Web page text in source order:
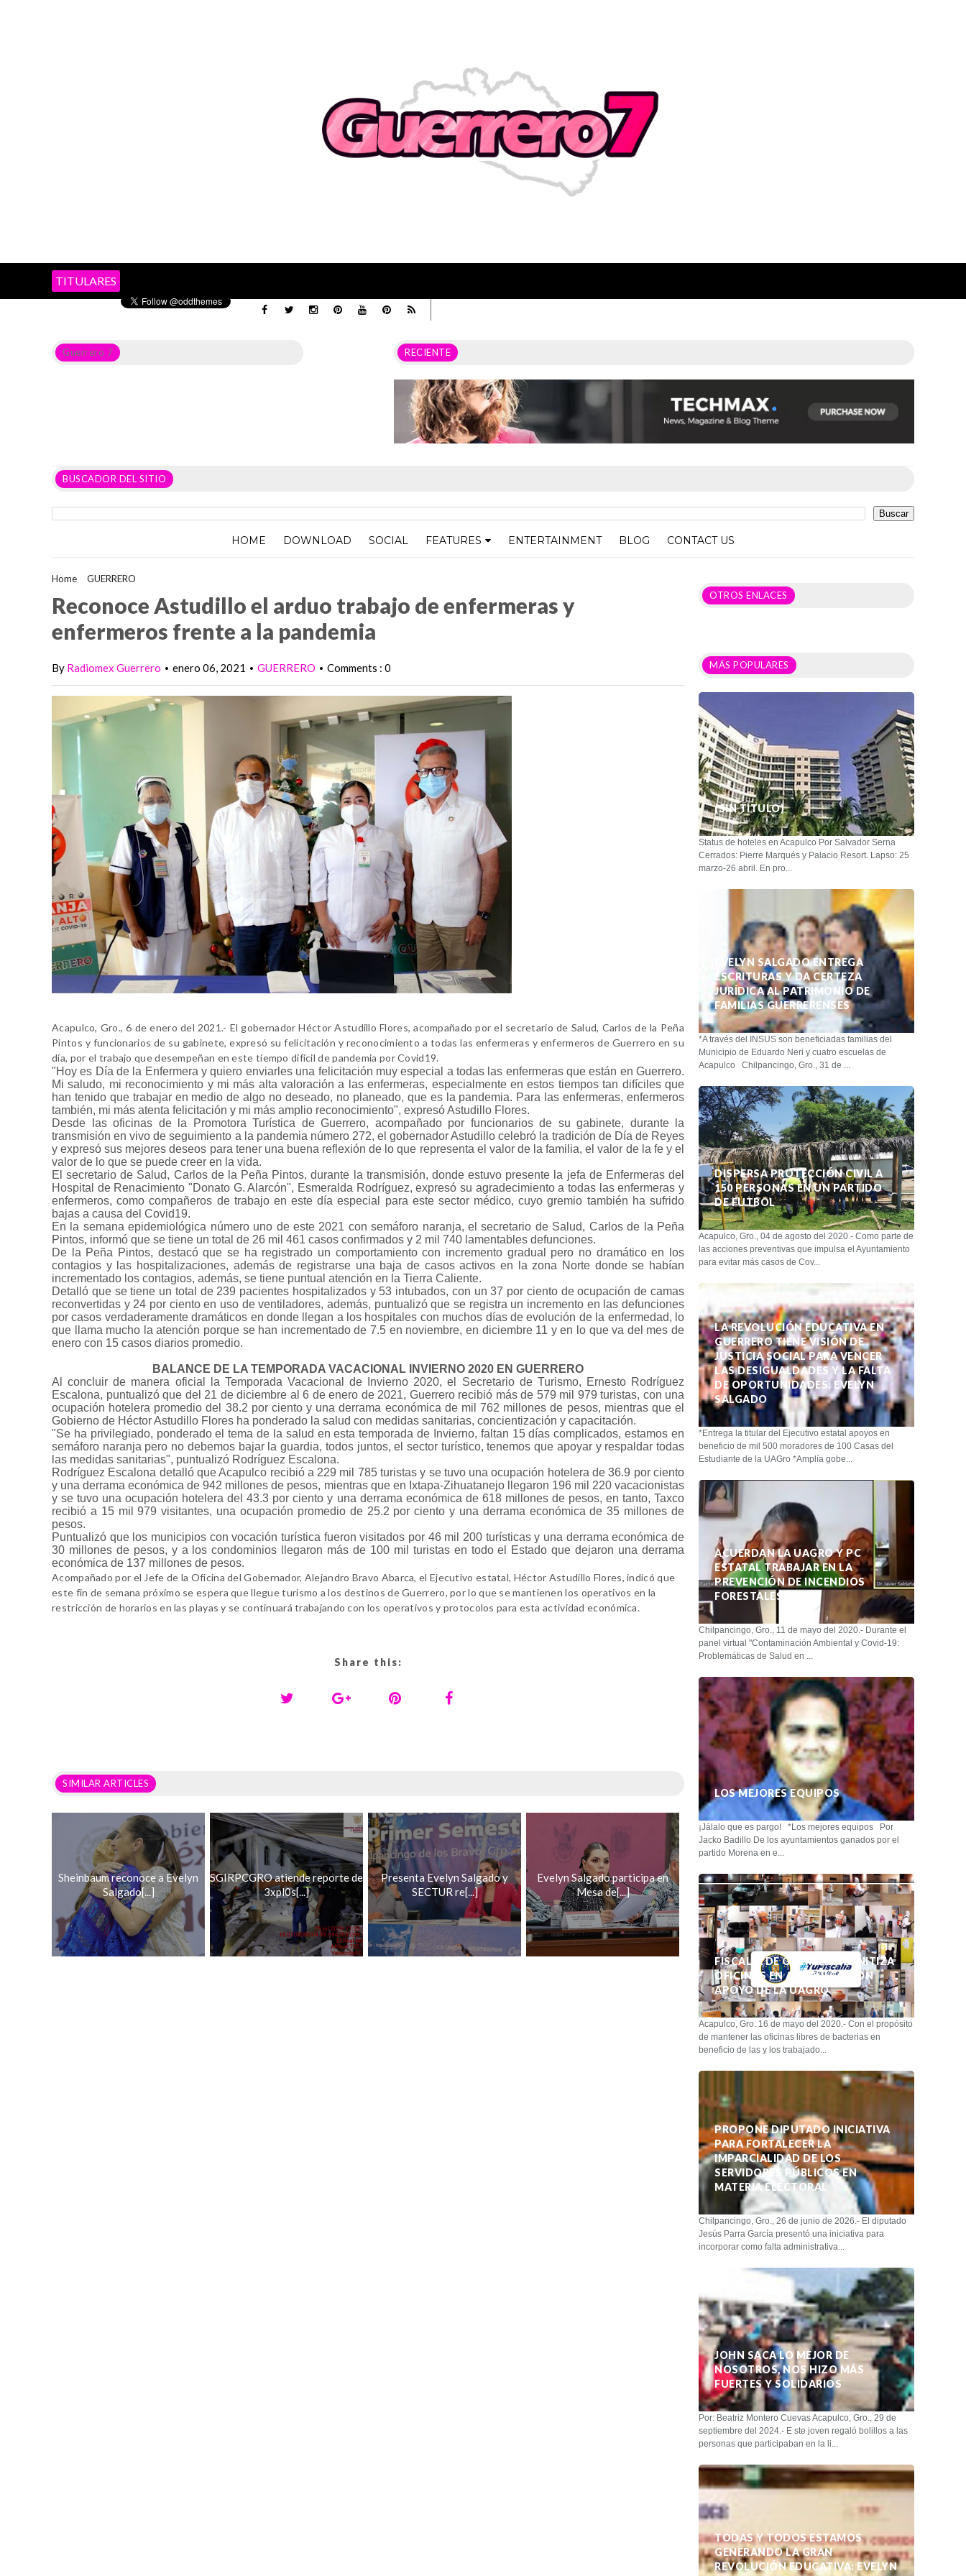
TITULARES
Guerrero 7 RECIENTE
BUSCADOR DEL SITIO
HOME DOWNLOAD SOCIAL FEATURES ENTERTAINMENT BLOG CONTACT US
Home GUERRERO
Reconoce Astudillo el arduo trabajo de enfermeras y
enfermeros frente a la pandemia
By Radiomex Guerrero • enero 06, 2021 • GUERRERO • Comments : 0
Acapulco, Gro., 6 de enero del 2021.- El gobernador Héctor Astudillo Flores, acompañado por el secretario de Salud, Carlos de la Peña
Pintos y funcionarios de su gabinete, expresó su felicitación y reconocimiento a todas las enfermeras y enfermeros de Guerrero en su
día, por el trabajo que desempeñan en este tiempo difícil de pandemia por Covid19.
"Hoy es Día de la Enfermera y quiero enviarles una felicitación muy especial a todas las enfermeras que están en Guerrero.
Mi saludo, mi reconocimiento y mi más alta valoración a las enfermeras, especialmente en estos tiempos tan difíciles que
han tenido que trabajar en medio de algo no deseado, no planeado, que es la pandemia. Para las enfermeras, enfermeros
también, mi más atenta felicitación y mi más amplio reconocimiento", expresó Astudillo Flores.
Desde las oficinas de la Promotora Turística de Guerrero, acompañado por funcionarios de su gabinete, durante la
transmisión en vivo de seguimiento a la pandemia número 272, el gobernador Astudillo celebró la tradición de Día de Reyes
y expresó sus mejores deseos para tener una buena reflexión de lo que representa el valor de la familia, el valor de la fe y el
valor de lo que se puede creer en la vida.
El secretario de Salud, Carlos de la Peña Pintos, durante la transmisión, donde estuvo presente la jefa de Enfermeras del
Hospital de Renacimiento "Donato G. Alarcón", Esmeralda Rodríguez, expresó su agradecimiento a todas las enfermeras y
enfermeros, como compañeros de trabajo en este día especial para este sector médico, cuyo gremio también ha sufrido
bajas a causa del Covid19.
En la semana epidemiológica número uno de este 2021 con semáforo naranja, el secretario de Salud, Carlos de la Peña
Pintos, informó que se tiene un total de 26 mil 461 casos confirmados y 2 mil 740 lamentables defunciones.
De la Peña Pintos, destacó que se ha registrado un comportamiento con incremento gradual pero no dramático en los
contagios y las hospitalizaciones, además de registrarse una baja de casos activos en la zona Norte donde se habían
incrementado los contagios, además, se tiene puntual atención en la Tierra Caliente.
Detalló que se tiene un total de 239 pacientes hospitalizados y 53 intubados, con un 37 por ciento de ocupación de camas
reconvertidas y 24 por ciento en uso de ventiladores, además, puntualizó que se registra un incremento en las defunciones
por casos verdaderamente dramáticos en donde llegan a los hospitales con muchos días de evolución de la enfermedad, lo
que llama mucho la atención porque se han incrementado de 7.5 en noviembre, en diciembre 11 y en lo que va del mes de
enero con 15 casos diarios promedio.
BALANCE DE LA TEMPORADA VACACIONAL INVIERNO 2020 EN GUERRERO
Al concluir de manera oficial la Temporada Vacacional de Invierno 2020, el Secretario de Turismo, Ernesto Rodríguez
Escalona, puntualizó que del 21 de diciembre al 6 de enero de 2021, Guerrero recibió más de 579 mil 979 turistas, con una
ocupación hotelera promedio del 38.2 por ciento y una derrama económica de mil 762 millones de pesos, mientras que el
Gobierno de Héctor Astudillo Flores ha ponderado la salud con medidas sanitarias, concientización y capacitación.
"Se ha privilegiado, ponderado el tema de la salud en esta temporada de Invierno, faltan 15 días complicados, estamos en
semáforo naranja pero no debemos bajar la guardia, todos juntos, el sector turístico, tenemos que apoyar y respaldar todas
las medidas sanitarias", puntualizó Rodríguez Escalona.
Rodríguez Escalona detalló que Acapulco recibió a 229 mil 785 turistas y se tuvo una ocupación hotelera de 36.9 por ciento
y una derrama económica de 942 millones de pesos, mientras que en Ixtapa-Zihuatanejo llegaron 196 mil 220 vacacionistas
y se tuvo una ocupación hotelera del 43.3 por ciento y una derrama económica de 618 millones de pesos, en tanto, Taxco
recibió a 15 mil 979 visitantes, una ocupación promedio de 25.2 por ciento y una derrama económica de 35 millones de
pesos.
Puntualizó que los municipios con vocación turística fueron visitados por 46 mil 200 turísticas y una derrama económica de
30 millones de pesos, y a los condominios llegaron más de 100 mil turistas en todo el Estado que dejaron una derrama
económica de 137 millones de pesos.
Acompañado por el Jefe de la Oficina del Gobernador, Alejandro Bravo Abarca, el Ejecutivo estatal, Héctor Astudillo Flores, indicó que
este fin de semana próximo se espera que llegue turismo a los destinos de Guerrero, por lo que se mantienen los operativos en la
restricción de horarios en las playas y se continuará trabajando con los operativos y protocolos para esta actividad económica.
Share this:
SIMILAR ARTICLES
Sheinbaum reconoce a Evelyn
Salgado[...]
SGIRPCGRO atiende reporte de
3xpl0s[...]
Presenta Evelyn Salgado y
SECTUR re[...]
Evelyn Salgado participa en
Mesa de[...]
OTROS ENLACES
MÁS POPULARES
(SIN TÍTULO)
Status de hoteles en Acapulco Por Salvador Serna
Cerrados: Pierre Marqués y Palacio Resort. Lapso: 25
marzo-26 abril. En pro...
EVELYN SALGADO ENTREGA
ESCRITURAS Y DA CERTEZA
JURÍDICA AL PATRIMONIO DE
FAMILIAS GUERRERENSES
*A través del INSUS son beneficiadas familias del
Municipio de Eduardo Neri y cuatro escuelas de
Acapulco Chilpancingo, Gro., 31 de ...
DISPERSA PROTECCIÓN CIVIL A
150 PERSONAS EN UN PARTIDO
DE FUTBOL
Acapulco, Gro., 04 de agosto del 2020.- Como parte de
las acciones preventivas que impulsa el Ayuntamiento
para evitar más casos de Cov...
LA REVOLUCIÓN EDUCATIVA EN
GUERRERO TIENE VISIÓN DE
JUSTICIA SOCIAL PARA VENCER
LAS DESIGUALDADES Y LA FALTA
DE OPORTUNIDADES: EVELYN
SALGADO
*Entrega la titular del Ejecutivo estatal apoyos en
beneficio de mil 500 moradores de 100 Casas del
Estudiante de la UAGro *Amplía gobe...
ACUERDAN LA UAGRO Y PC
ESTATAL TRABAJAR EN LA
PREVENCIÓN DE INCENDIOS
FORESTALES
Chilpancingo, Gro., 11 de mayo del 2020.- Durante el
panel virtual "Contaminación Ambiental y Covid-19:
Problemáticas de Salud en ...
LOS MEJORES EQUIPOS
¡Jálalo que es pargo! *Los mejores equipos Por
Jacko Badillo De los ayuntamientos ganados por el
partido Morena en e...
FISCALÍA DE GUERRERO SANITIZA
OFICINAS EN ACAPULCO CON
APOYO DE LA UAGRO
Acapulco, Gro. 16 de mayo del 2020.- Con el propósito
de mantener las oficinas libres de bacterias en
beneficio de las y los trabajado...
PROPONE DIPUTADO INICIATIVA
PARA FORTALECER LA
IMPARCIALIDAD DE LOS
SERVIDORES PÚBLICOS EN
MATERIA ELECTORAL
Chilpancingo, Gro., 26 de junio de 2026.- El diputado
Jesús Parra García presentó una iniciativa para
incorporar como falta administrativa...
JOHN SACA LO MEJOR DE
NOSOTROS, NOS HIZO MÁS
FUERTES Y SOLIDARIOS
Por: Beatriz Montero Cuevas Acapulco, Gro., 29 de
septiembre del 2024.- E ste joven regaló bolillos a las
personas que participaban en la li...
TODAS Y TODOS ESTAMOS
GENERANDO LA GRAN
REVOLUCIÓN EDUCATIVA: EVELYN